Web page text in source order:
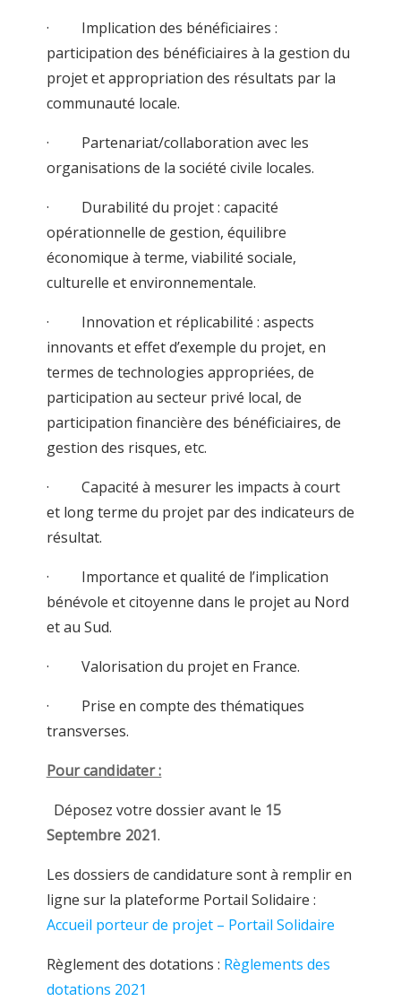
· Implication des bénéficiaires :
participation des bénéficiaires à la gestion du
projet et appropriation des résultats par la
communauté locale.
· Partenariat/collaboration avec les
organisations de la société civile locales.
· Durabilité du projet : capacité
opérationnelle de gestion, équilibre
économique à terme, viabilité sociale,
culturelle et environnementale.
· Innovation et réplicabilité : aspects
innovants et effet d’exemple du projet, en
termes de technologies appropriées, de
participation au secteur privé local, de
participation financière des bénéficiaires, de
gestion des risques, etc.
· Capacité à mesurer les impacts à court
et long terme du projet par des indicateurs de
résultat.
· Importance et qualité de l’implication
bénévole et citoyenne dans le projet au Nord
et au Sud.
· Valorisation du projet en France.
· Prise en compte des thématiques
transverses.
Pour candidater :
Déposez votre dossier avant le 15
Septembre 2021.
Les dossiers de candidature sont à remplir en
ligne sur la plateforme Portail Solidaire :
Accueil porteur de projet – Portail Solidaire
Règlement des dotations : Règlements des
dotations 2021